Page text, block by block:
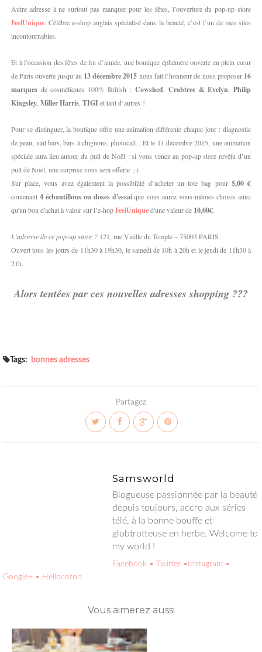
Autre adresse à ne surtout pas manquer pour les fêtes, l’ouverture du pop-up store
FeelUnique. Célèbre e-shop anglais spécialisé dans la beauté, c’est l’un de mes sites
incontournables.
Et à l’occasion des fêtes de fin d’année, une boutique éphémère ouverte en plein cœur
de Paris ouverte jusqu’au 13 décembre 2015 nous fait l’honneur de nous proposer 16
marques de cosmétiques 100% British :Cowshed Crabtree & Evelyn ,Philip
Kingsley Miller Harris TIGI et tant d’autres !
Pour se distinguer, la boutique offre une animation différente chaque jour : diagnostic
de peau, nail bars, bars à chignons, photocall…Et le 11 décembre 2015, une animation
spéciale aura lieu autour du pull de Noël : si vous venez au pop-up store revêtu d’un
pull de Noël, une surprise vous sera offerte ;-)
Sur place, vous avez également la possibilité d’acheter un tote bag pour 5,00 €
contenant 4 échantillons ou doses d'essaique vous aurez vous-mêmes choisis ainsi
qu'un bon d'achat à valoir sur l’e-hopFeelUniqued'une valeur de 10,00€.
L’adresse de ce pop-up store ? 121, rue Vieille du Temple – 75003 PARIS
Ouvert tous les jours de 11h30 à 19h30, le samedi de 10h à 20h et le jeudi de 11h30 à
21h.
Alors tentées par ces nouvelles adresses shopping ???
Tags: bonnes adresses
Partagez
Blogueuse passionnée par la beauté depuis toujours, accro aux
séries télé, à la bonne bouffe et globtrotteuse en herbe.
•Instagram • Google+ • Hellocoton